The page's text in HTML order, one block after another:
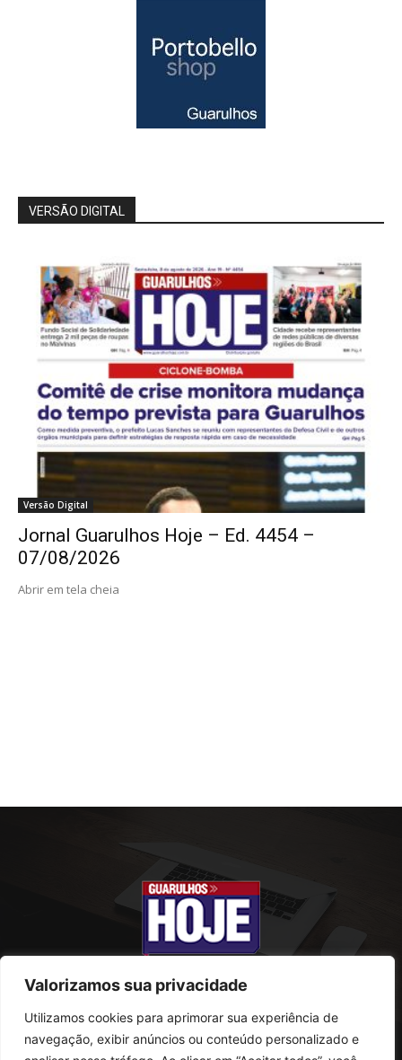
Valorizamos sua privacidade
Utilizamos cookies para aprimorar sua experiência de
navegação, exibir anúncios ou conteúdo personalizado e
VERSÃO DIGITAL
Versão Digital
Jornal Guarulhos Hoje – Ed. 4454 –
07/08/2026
Abrir em tela cheia
SOBRE NÓS